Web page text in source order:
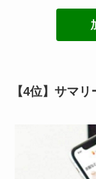
【4位】サマ